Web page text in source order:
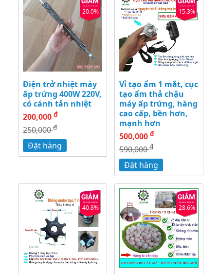
20.0%
Điện trở nhiệt máy
ấp trứng 400W 220V,
có cánh tản nhiệt
200,000 đ
250,000đ
Đặt hàng
15.3%
Vỉ tạo ẩm 1 mắt, cục
tạo ẩm thả chậu
máy ấp trứng, hàng
cao cấp, bền hơn,
mạnh hơn
500,000 đ
590,000đ
Đặt hàng
40.8% 28.6%